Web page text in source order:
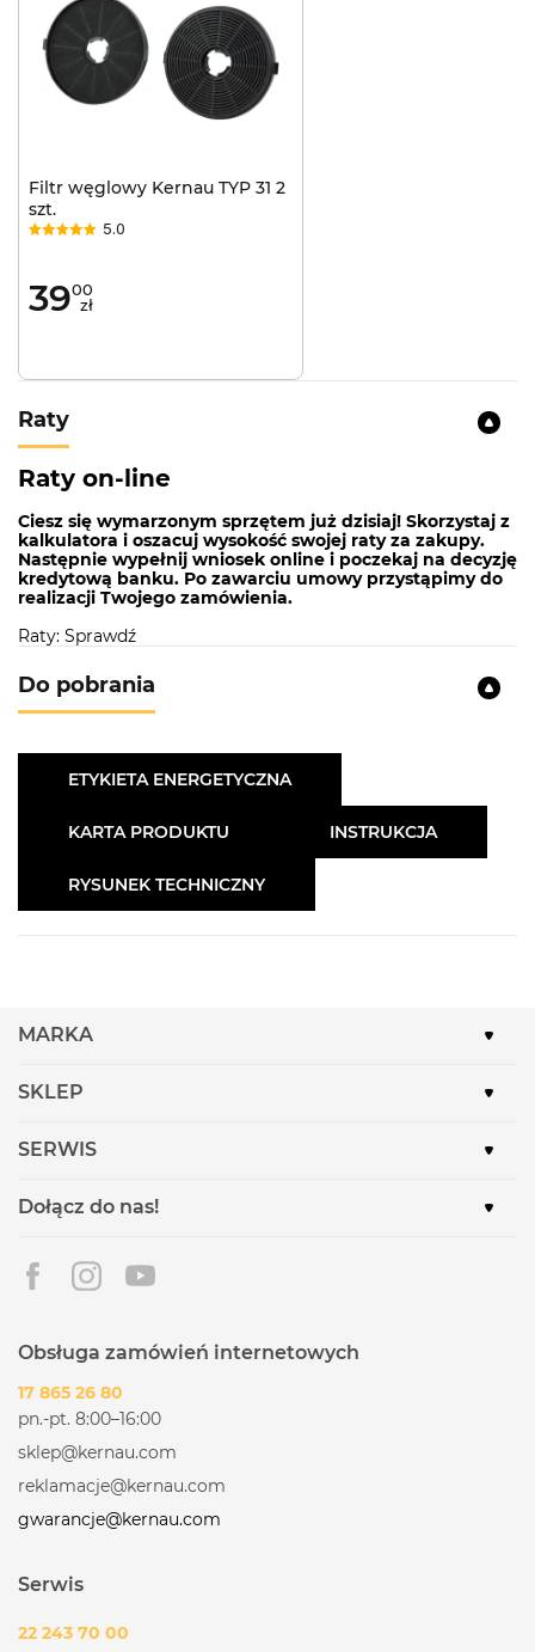
Filtr węglowy Kernau TYP 31 2
szt.
5.0
3900
zł
Raty
Raty on-line
Ciesz się wymarzonym sprzętem już dzisiaj! Skorzystaj z
kalkulatora i oszacuj wysokość swojej raty za zakupy.
Następnie wypełnij wniosek online i poczekaj na decyzję
kredytową banku. Po zawarciu umowy przystąpimy do
realizacji Twojego zamówienia.
Raty: Sprawdź
Do pobrania
ETYKIETA ENERGETYCZNA
KARTA PRODUKTU INSTRUKCJA
RYSUNEK TECHNICZNY
MARKA
SKLEP
SERWIS
Dołącz do nas!
Obsługa zamówień internetowych
17 865 26 80
pn.-pt. 8:00–16:00
sklep@kernau.com
reklamacje@kernau.com
gwarancje@kernau.com
Serwis
22 243 70 00